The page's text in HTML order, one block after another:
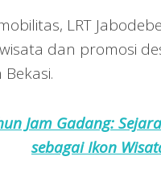
LRT
dan promosi
Jam Gadang:
sebagai Ikon